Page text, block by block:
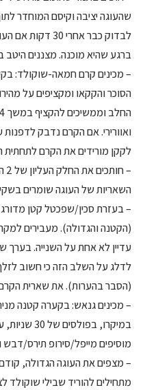
שהעוגה יציבה וקיסם המוחדר
לבדוק כבר אחרי
ברגע שהיא מוכנה. מצננים
– מכינים קרם חמאה-שוקולד:
הסוכר והקקאו ומקציפים על
ואוורירי. אם הקרם נדבק
לקקן מורידים את הקרם לתחתית
השאריות של העוגה שומרים
(הקטנה והגדולה). מעבירים
עדיין לא אחת על השנייה.
לדלג על השלב הזה כי חשוב
(הסבר בהערות). את שארית
– מכינים גנאש: בקערה קטנה
במיקרו,
מוסיפים מייפל/סירופ תירס/
– מצפים את העוגה הגדולה,
מתחילים להוריד שבילי שוקולד